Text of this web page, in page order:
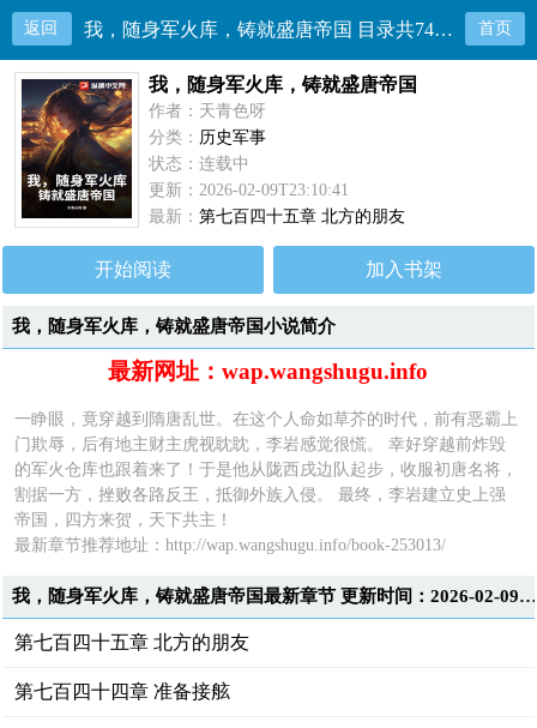
返回 我，随身军火库，铸就盛唐帝国 目录共745章 首页
我，随身军火库，铸就盛唐帝国
作者：天青色呀
分类： 历史军事
状态：连载中
更新：2026-02-09T23:10:41
最新：第七百四十五章 北方的朋友
开始阅读 加入书架
我，随身军火库，铸就盛唐帝国小说简介
最新网址：wap.wangshugu.info
一睁眼，竟穿越到隋唐乱世。在这个人命如草芥的时代，前有恶霸上
门欺辱，后有地主财主虎视眈眈，李岩感觉很慌。 幸好穿越前炸毁
的军火仓库也跟着来了！于是他从陇西戌边队起步，收服初唐名将，
割据一方，挫败各路反王，抵御外族入侵。 最终，李岩建立史上强
帝国，四方来贺，天下共主！
最新章节推荐地址：http://wap.wangshugu.info/book-253013/
我，随身军火库，铸就盛唐帝国最新章节 更新时间：2026-02-09T23:10:41
第七百四十五章 北方的朋友
第七百四十四章 准备接舷